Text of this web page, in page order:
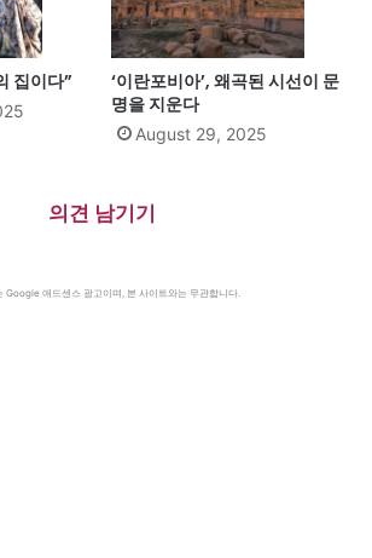
집이다”
‘이란포비아’, 왜곡된 시선이 문
명을 지운다
August 29, 2025
의견 남기기
Google 애드센스 광고이며, 본 사이트와는 무관합니다.